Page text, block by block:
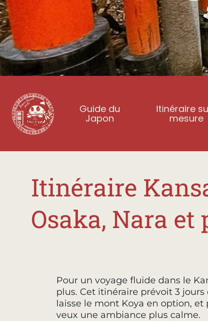
Guide du
Japon
Itinéraire
mesure
Itinéraire
Osaka, Nara et
Pour un voyage fluide dans le
plus. Cet itinéraire prévoit 3
laisse le mont Koya en option,
veux une ambiance plus calme.